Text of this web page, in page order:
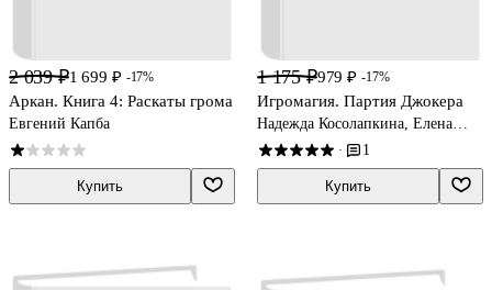
2 039 ₽1 699 ₽ -17%
Аркан. Книга 4: Раскаты грома
Евгений Капба
Купить
1 175 ₽979 ₽ -17%
Игромагия. Партия Джокера
Надежда Косолапкина, Елена
Макаренко
· 1
Купить